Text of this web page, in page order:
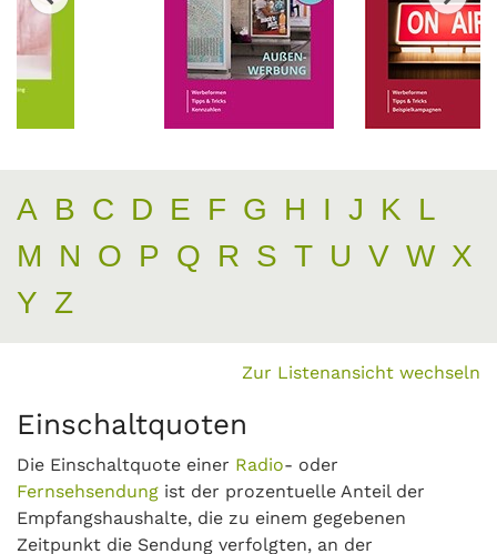
A B C D E F G H I J K L
M
N O P Q R S T U V W X
Y Z
Zur Listenansicht wechseln
Einschaltquoten
Die Einschaltquote einer Radio- oder
Fernsehsendung ist der prozentuelle Anteil der
Empfangshaushalte, die zu einem gegebenen
Zeitpunkt die Sendung verfolgten, an der